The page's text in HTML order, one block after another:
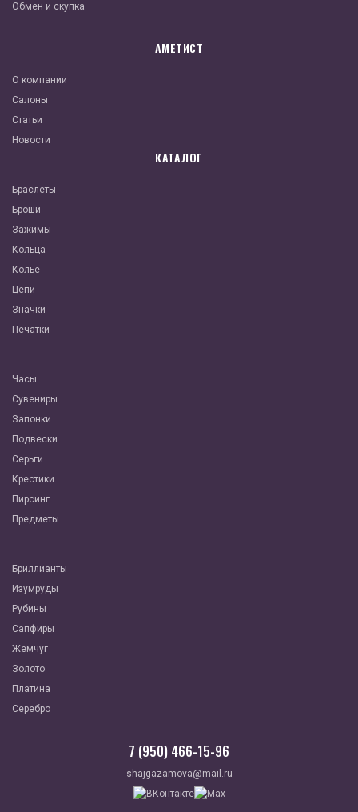
Обмен и скупка
АМЕТИСТ
О компании
Салоны
Статьи
Новости
КАТАЛОГ
Браслеты
Броши
Зажимы
Кольца
Колье
Цепи
Значки
Печатки
Часы
Сувениры
Запонки
Подвески
Серьги
Крестики
Пирсинг
Предметы
Бриллианты
Изумруды
Рубины
Сапфиры
Жемчуг
Золото
Платина
Серебро
7 (950) 466-15-96
shajgazamova@mail.ru